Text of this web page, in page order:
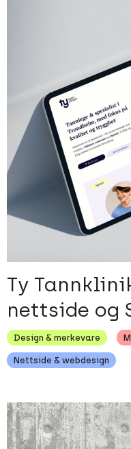
Ty
nettside og
Design & merkevare
Nettside & webdesign